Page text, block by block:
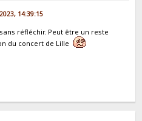
14:39:15
réfléchir. Peut être un reste
du concert de Lille